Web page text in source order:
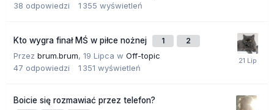
38 odpowiedzi 1 355 wyświetleń
Kto wygra finał MŚ w piłce nożnej 1 2
Przez brum.brum, 19 Lipca w Off-topic
47 odpowiedzi 1 351 wyświetleń
Boicie się rozmawiać przez telefon?